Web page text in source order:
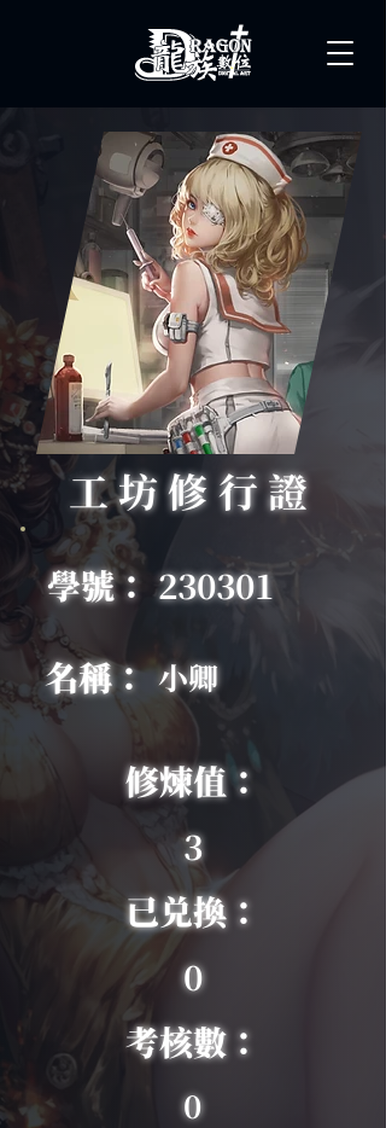
學號： 230301
名稱： 小卿
修煉值：
3
已兑換：
0
考核數：
0
工坊修行證